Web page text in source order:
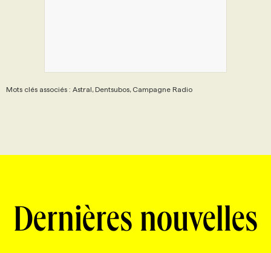
Mots clés associés : Astral, Dentsubos, Campagne Radio
Dernières nouvelles